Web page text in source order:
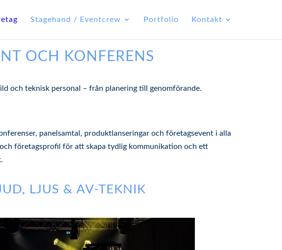
Stagehand / Eventcrew Portfolio Kontakt
OCH KONFERENS
och teknisk personal – från planering till genomförande.
panelsamtal, produktlanseringar och företagsevent i alla
företagsprofil för att skapa tydlig kommunikation och ett
LJUS & AV-TEKNIK